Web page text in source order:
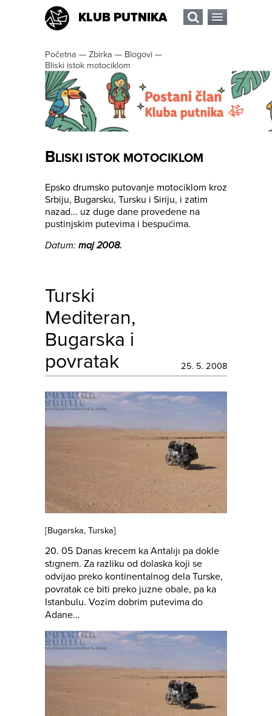
KLUB PUTNIKA
Početna — Zbirka — Blogovi —
Bliski istok motociklom
BLISKI ISTOK MOTOCIKLOM
Epsko drumsko putovanje motociklom kroz
Srbiju, Bugarsku, Tursku i Siriju, i zatim
nazad... uz duge dane provedene na
pustinjskim putevima i bespućima.
Datum: maj 2008.
Turski
Mediteran,
Bugarska i
povratak
25. 5. 2008
[Bugarska, Turska]
20. 05 Danas krecem ka Antalıjı pa dokle
stıgnem. Za razliku od dolaska koji se
odvijao preko kontinentalnog dela Turske,
povratak ce biti preko juzne obale, pa ka
Istanbulu. Vozim dobrim putevima do
Adane...